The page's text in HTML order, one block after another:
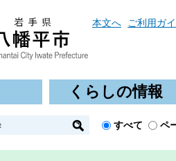
本文へ ご利用ガ
くらしの情報
すべて ペ